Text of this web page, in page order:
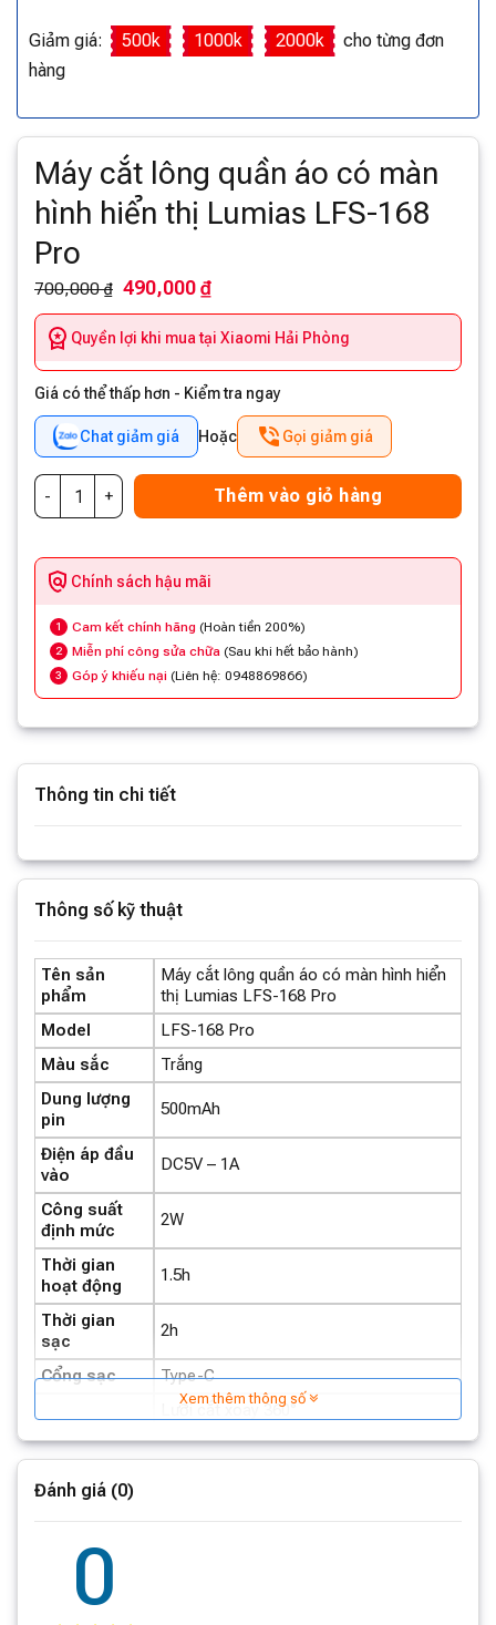
Giảm giá: 500k 1000k 2000k
cho từng đơn
hàng
Máy cắt lông quần áo có màn
hình hiển thị Lumias LFS-168
Pro
700,000 ₫ 490,000 ₫
Quyền lợi khi mua tại Xiaomi Hải Phòng
Giá có thể thấp hơn - Kiểm tra ngay
Chat giảm giá Hoặc Gọi giảm giá
Thêm vào giỏ hàng
Chính sách hậu mãi
1 Cam kết chính hãng (Hoàn tiền 200%)
2 Miễn phí công sửa chữa (Sau khi hết bảo hành)
3 Góp ý khiếu nại (Liên hệ: 0948869866)
Thông tin chi tiết
Thông số kỹ thuật
Tên sản
phẩm
Máy cắt lông quần áo có màn hình hiển
thị Lumias LFS-168 Pro
Model
LFS-168 Pro
Màu sắc
Trắng
Dung lượng
pin
500mAh
Điện áp đầu
vào
DC5V – 1A
Công suất
định mức
2W
Thời gian
hoạt động
1.5h
Thời gian
sạc
2h
Cổng sạc Type-C
Lưỡi cắt xoay 360°
3 chế độ chức năng
Xem thêm thông số
Đánh giá (0)
0